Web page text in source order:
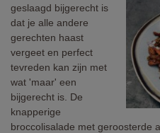
geslaagd bijgerecht is
dat je alle andere
gerechten haast
vergeet en perfect
tevreden kan zijn met
wat 'maar' een
bijgerecht is. De
knapperige
broccolisalade met geroosterde